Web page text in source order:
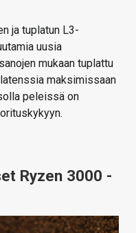
ja tuplatun L3-
uusia
mukaan tuplattu
maksimissaan
peleissä on
Ryzen 3000 -